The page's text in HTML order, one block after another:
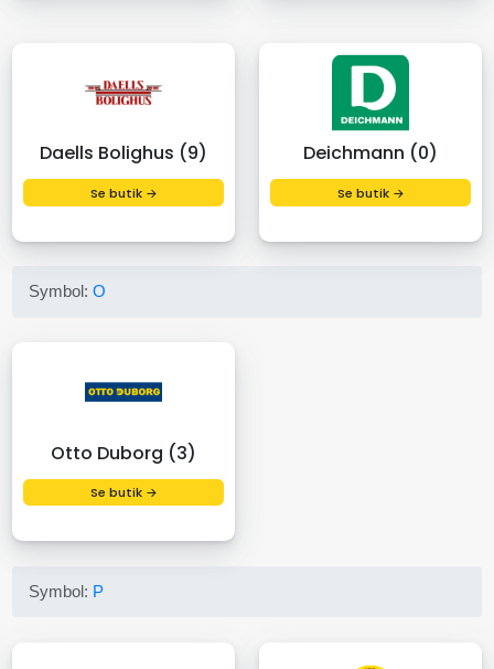
Daells Bolighus (9)
Se butik →
Deichmann (0)
Se butik →
Symbol:O
Otto Duborg (3)
Se butik →
Symbol: P